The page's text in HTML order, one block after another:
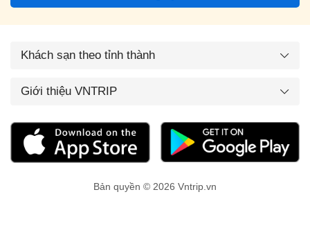
Khách sạn theo tỉnh thành
Giới thiệu VNTRIP
Bản quyền © 2026 Vntrip.vn